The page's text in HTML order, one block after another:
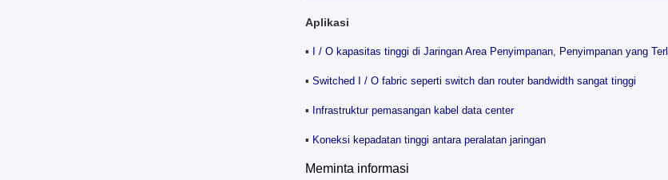
Aplikasi
▪ I / O kapasitas tinggi di Jaringan Area Penyimpanan, Penyimpanan yang
▪ Switched I / O fabric seperti switch dan router bandwidth sangat tinggi
▪ Infrastruktur pemasangan kabel data center
▪ Koneksi kepadatan tinggi antara peralatan jaringan
Meminta informasi